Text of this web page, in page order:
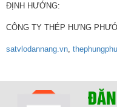
ĐỊNH HƯỚNG:
CÔNG TY THÉP HƯNG
satvlodannang.vn